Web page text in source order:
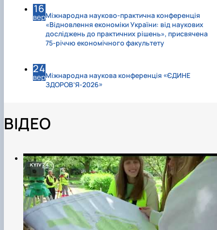
16
верМіжнародна науково-практична конференція
«Відновлення економіки України: від наукових
досліджень до практичних рішень», присвячена
75-річчю економічного факультету
24
верМіжнародна наукова конференція «ЄДИНЕ
ЗДОРОВ’Я-2026»
ВІДЕО